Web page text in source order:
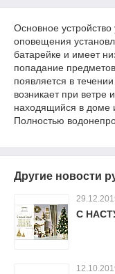
Основное
оповещения
батарейке и имеет
попадание
появляется в
возникает при ветре
находящийся в доме
Полностью
Другие новости
С